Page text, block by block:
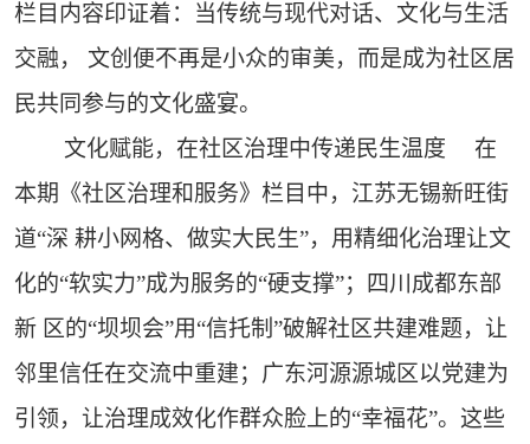
栏目内容印证着：当传统与现代对话、文化与生活
交融， 文创便不再是小众的审美，而是成为社区居
民共同参与的文化盛宴。
文化赋能，在社区治理中传递民生温度 在
本期《社区治理和服务》栏目中，江苏无锡新旺街
道“深 耕小网格、做实大民生”，用精细化治理让文
化的“软实力”成为服务的“硬支撑”；四川成都东部
新 区的“坝坝会”用“信托制”破解社区共建难题，让
邻里信任在交流中重建；广东河源源城区以党建为
引领，让治理成效化作群众脸上的“幸福花”。这些